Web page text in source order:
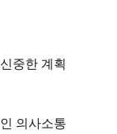
중한 계획
의사소통